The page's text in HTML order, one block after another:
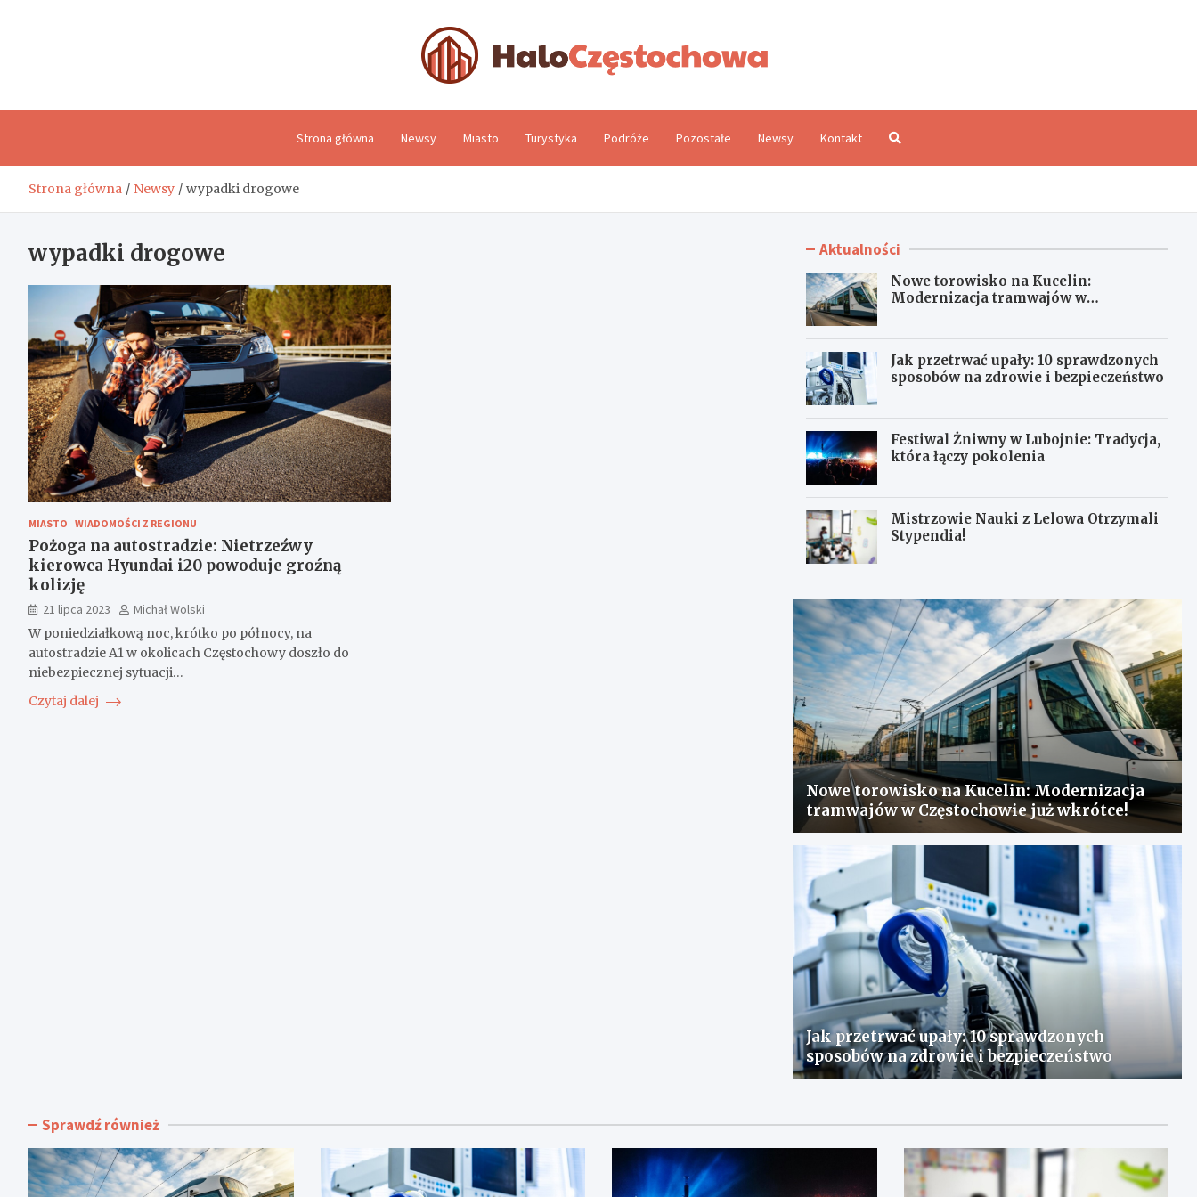
Strona główna Newsy Miasto Turystyka Podróże Pozostałe Newsy Kontakt
Strona główna Newsy wypadki drogowe
wypadki drogowe
MIASTO WIADOMOŚCI Z REGIONU
Pożoga na autostradzie: Nietrzeźwy
kierowca Hyundai i20 powoduje groźną
kolizję
21 lipca 2023
Michał Wolski
W poniedziałkową noc, krótko po północy, na
autostradzie A1 w okolicach Częstochowy doszło do
niebezpiecznej sytuacji…
Czytaj dalej
Aktualności
Nowe torowisko na Kucelin:
Modernizacja tramwajów w
Jak przetrwać upały: 10 sprawdzonych
sposobów na zdrowie i bezpieczeństwo
Festiwal Żniwny w Lubojnie: Tradycja,
która łączy pokolenia
Mistrzowie Nauki z Lelowa Otrzymali
Stypendia!
Nowe torowisko na Kucelin: Modernizacja
tramwajów w Częstochowie już wkrótce!
Jak przetrwać upały: 10 sprawdzonych
sposobów na zdrowie i bezpieczeństwo
Sprawdź również